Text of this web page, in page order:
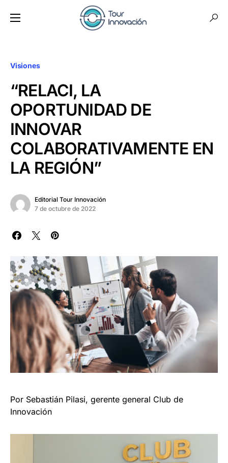
Visiones
“RELACI, LA
OPORTUNIDAD DE
INNOVAR
COLABORATIVAMENTE EN
LA REGIÓN”
Editorial Tour Innovación
7 de octubre de 2022
Por Sebastián Pilasi, gerente general Club de
Innovación